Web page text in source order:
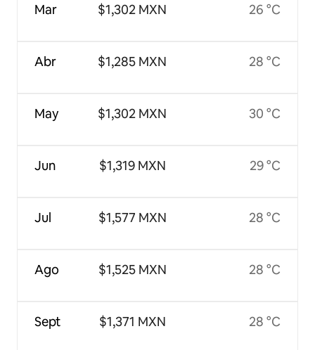
Mar
Abr
May
Jun
Jul
Ago
Sept
$1,302 MXN
$1,285 MXN
$1,302 MXN
$1,319 MXN
$1,577 MXN
$1,525 MXN
$1,371 MXN
26 °C
28 °C
30 °C
29 °C
28 °C
28 °C
28 °C